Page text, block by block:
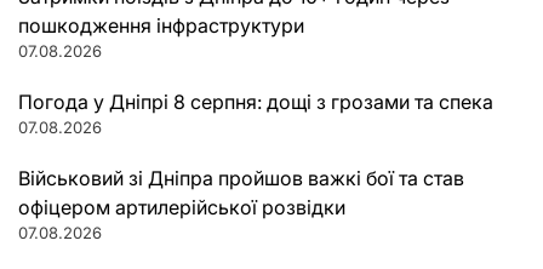
пошкодження інфраструктури
07.08.2026
Погода у Дніпрі 8 серпня: дощі з грозами та спека
07.08.2026
Військовий зі Дніпра пройшов важкі бої та став
офіцером артилерійської розвідки
07.08.2026